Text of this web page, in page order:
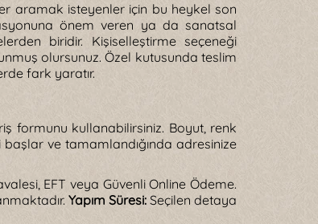
aramak isteyenler için bu heykel son
önem veren ya da sanatsal
biridir. Kişiselleştirme seçeneği
olursunuz. Özel kutusunda teslim
fark yaratır.
formunu kullanabilirsiniz. Boyut, renk
ve tamamlandığında adresinize
EFT veya Güvenli Online Ödeme.
Yapım Süresi:Seçilen detaya